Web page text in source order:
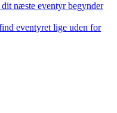
næste eventyr begynder
eventyret lige uden for